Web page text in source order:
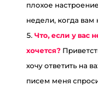
плохое
недели, когда вам
Что, если у вас
хочется?
хочу ответить на
писем меня